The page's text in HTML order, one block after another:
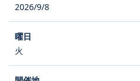
2026/9/8
火